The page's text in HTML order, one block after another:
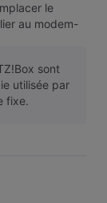
le
au modem-
sont
utilisée par
fixe.